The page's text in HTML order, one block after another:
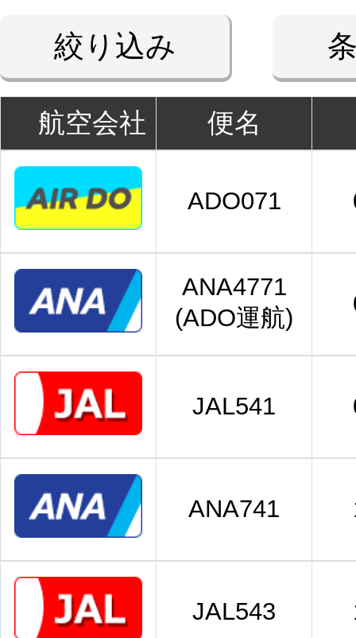
絞り込み
航空会社 便名
ADO071
ANA4771
(ADO運航)
JAL541
ANA741
JAL543